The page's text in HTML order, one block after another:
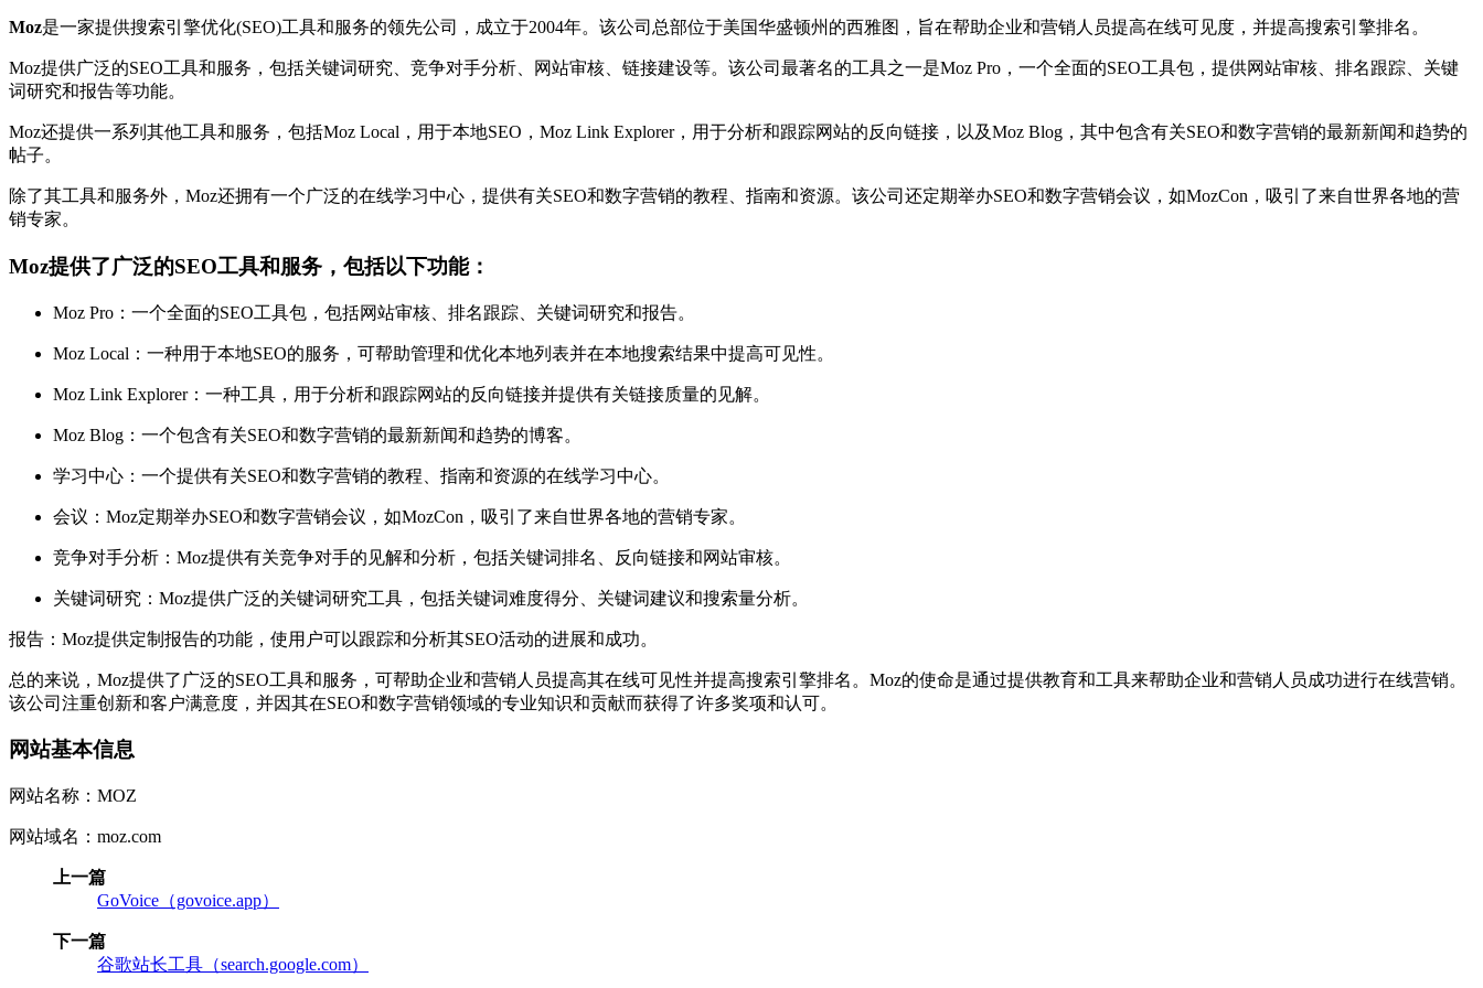
Moz是一家提供搜索引擎优化(SEO)工具和服务的领先公司，成立于2004年。该公司总部位于美国华盛顿州的西雅图，旨在帮助企业和营销人员提高在线可见度，并提高搜索引擎排名。
Moz提供广泛的SEO工具和服务，包括关键词研究、竞争对手分析、网站审核、链接建设等。该公司最著名的工具之一是Moz Pro，一个全面的SEO工具包，提供网站审核、排名跟踪、关键
词研究和报告等功能。
Moz还提供一系列其他工具和服务，包括Moz Local，用于本地SEO，Moz Link Explorer，用于分析和跟踪网站的反向链接，以及Moz Blog，其中包含有关SEO和数字营销的最新新闻和趋势的
帖子。
除了其工具和服务外，Moz还拥有一个广泛的在线学习中心，提供有关SEO和数字营销的教程、指南和资源。该公司还定期举办SEO和数字营销会议，如MozCon，吸引了来自世界各地的营
销专家。
Moz提供了广泛的SEO工具和服务，包括以下功能：
Moz Pro：一个全面的SEO工具包，包括网站审核、排名跟踪、关键词研究和报告。
Moz Local：一种用于本地SEO的服务，可帮助管理和优化本地列表并在本地搜索结果中提高可见性。
Moz Link Explorer：一种工具，用于分析和跟踪网站的反向链接并提供有关链接质量的见解。
Moz Blog：一个包含有关SEO和数字营销的最新新闻和趋势的博客。
学习中心：一个提供有关SEO和数字营销的教程、指南和资源的在线学习中心。
会议：Moz定期举办SEO和数字营销会议，如MozCon，吸引了来自世界各地的营销专家。
竞争对手分析：Moz提供有关竞争对手的见解和分析，包括关键词排名、反向链接和网站审核。
关键词研究：Moz提供广泛的关键词研究工具，包括关键词难度得分、关键词建议和搜索量分析。
报告：Moz提供定制报告的功能，使用户可以跟踪和分析其SEO活动的进展和成功。
总的来说，Moz提供了广泛的SEO工具和服务，可帮助企业和营销人员提高其在线可见性并提高搜索引擎排名。Moz的使命是通过提供教育和工具来帮助企业和营销人员成功进行在线营销。
该公司注重创新和客户满意度，并因其在SEO和数字营销领域的专业知识和贡献而获得了许多奖项和认可。
网站基本信息
网站名称：MOZ
网站域名：moz.com
上一篇
GoVoice（govoice.app）
下一篇
谷歌站长工具（search.google.com）